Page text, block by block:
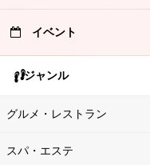
イベント
ジャンル
グルメ・レストラン
スパ・エステ